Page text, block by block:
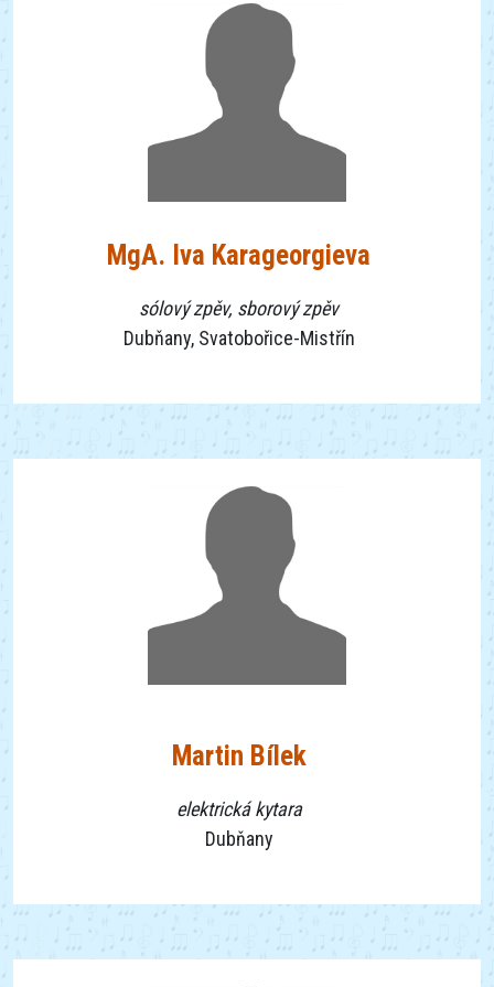
MgA. Iva Karageorgieva
sólový zpěv, sborový zpěv
Dubňany, Svatobořice-Mistřín
Martin Bílek
elektrická kytara
Dubňany